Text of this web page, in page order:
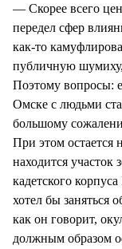
— Скорее всего
передел сфер
как-то
публичную шумиху,
Поэтому вопросы:
Омске с людьми
большому
При этом остается
находится участок
кадетского
хотел бы заняться
как он говорит,
должным образом